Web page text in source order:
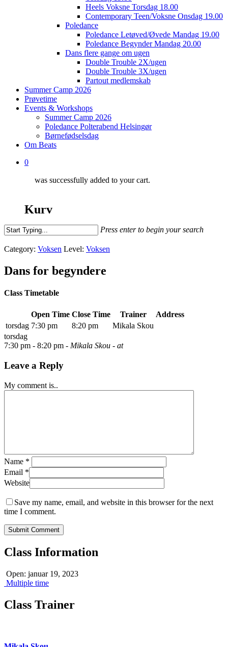
Heels Voksne Torsdag 18.00
Contemporary Teen/Voksne Onsdag 19.00
Poledance
Poledance Letøved/Øvede Mandag 19.00
Poledance Begynder Mandag 20.00
Dans flere gange om ugen
Double Trouble 2X/ugen
Double Trouble 3X/ugen
Partout medlemskab
Summer Camp 2026
Prøvetime
Events & Workshops
Summer Camp 2026
Poledance Polterabend Helsingør
Børnefødselsdag
Om Beats
0
was successfully added to your cart.
Kurv
Press enter to begin your search
Search
Category: Voksen Level: Voksen
Dans for begyndere
Class Timetable
Open Time Close Time Trainer
Address
torsdag 7:30 pm 8:20 pm
Mikala Skou
torsdag
7:30 pm - 8:20 pm - Mikala Skou - at
Leave a Reply
My comment is..
Name *
Email *
Website
Save my name, email, and website in this browser for the next
time I comment.
Class Information
Open: januar 19, 2023
Multiple time
Class Trainer